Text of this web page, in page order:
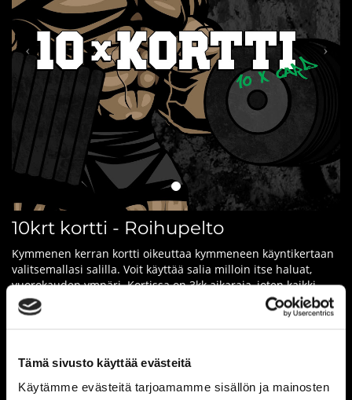
Tämä sivusto käyttää evästeitä
Käytämme evästeitä tarjoamamme sisällön ja mainosten
10krt kortti - Roihupelto
Kymmenen kerran kortti oikeuttaa kymmeneen käyntikertaan
valitsemallasi salilla. Voit käyttää salia milloin itse haluat,
vuorokauden ympäri. Kortissa on 3kk aikaraja, joten kaikki
kymmenen treeniä tulisi tehdä aikarajan sisällä.
keskiarvollisesti kerran viikossa.
yhdistää muihin kuntosaleihin tai tarjouksiin.